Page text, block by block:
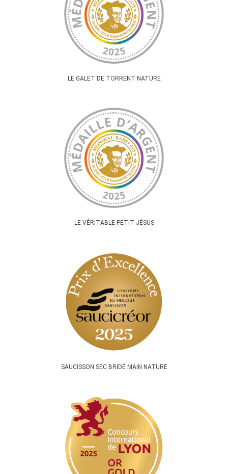
LE GALET DE TORRENT NATURE
LE VÉRITABLE PETIT JÉSUS
SAUCISSON SEC BRIDÉ MAIN NATURE